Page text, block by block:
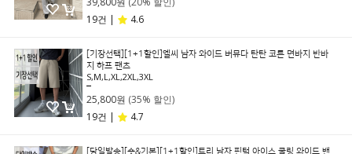
19건 |
4.6
[기장선택][1+1할인]엘씨 남자 와이드 버뮤다 탄탄 코튼 면바지 반바
지 하프 팬츠
S,M,L,XL,2XL,3XL
25,800원 (35% 할인)
19건 |
4.7
[당일발송][숏&기본][1+1할인]트리 남자 핀턱 아이스 쿨링 와이드 밴